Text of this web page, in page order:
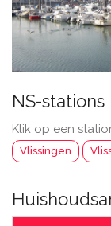
NS-
Klik op een
Vlissingen